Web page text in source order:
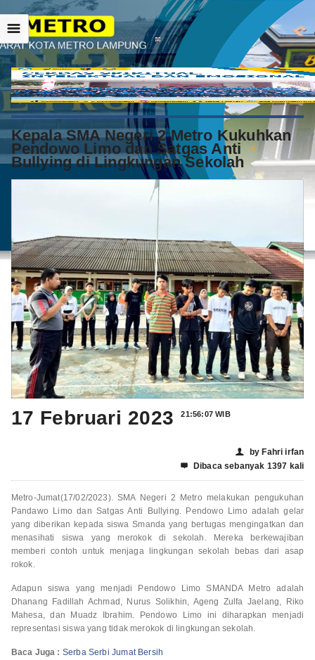
☰
Kepala SMA Negeri 2 Metro Kukuhkan
Pendowo Limo dan Satgas Anti
Bullying di Lingkungan Sekolah
17 Februari 2023 21:56:07 WIB
👤 by Fahri irfan
 Dibaca sebanyak 1397 kali
Metro-Jumat(17/02/2023). SMA Negeri 2 Metro melakukan pengukuhan
Pandawo Limo dan Satgas Anti Bullying. Pendowo Limo adalah gelar
yang diberikan kepada siswa Smanda yang bertugas mengingatkan dan
menasihati siswa yang merokok di sekolah. Mereka berkewajiban
memberi contoh untuk menjaga lingkungan sekolah bebas dari asap
rokok.
Adapun siswa yang menjadi Pendowo Limo SMANDA Metro adalah
Dhanang Fadillah Achmad, Nurus Solikhin, Ageng Zulfa Jaelang, Riko
Mahesa, dan Muadz Ibrahim. Pendowo Limo ini diharapkan menjadi
representasi siswa yang tidak merokok di lingkungan sekolah.
Baca Juga : Serba Serbi Jumat Bersih